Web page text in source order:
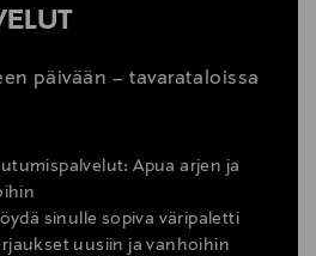
päivään – tavarataloissa
Apua arjen ja
sinulle sopiva väripaletti
uusiin ja vanhoihin